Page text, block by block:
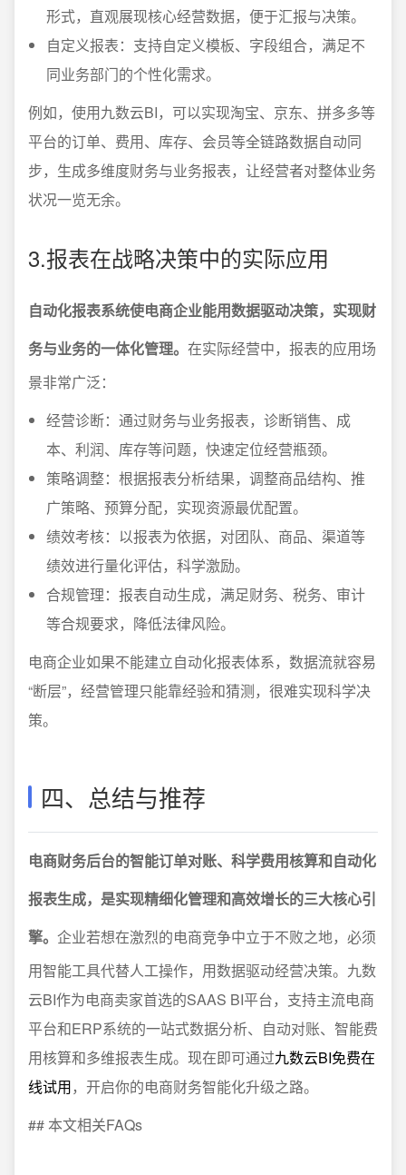
形式，直观展现核心经营数据，便于汇报与决策。
自定义报表：支持自定义模板、字段组合，满足不
同业务部门的个性化需求。
例如，使用九数云BI，可以实现淘宝、京东、拼多多等
平台的订单、费用、库存、会员等全链路数据自动同
步，生成多维度财务与业务报表，让经营者对整体业务
状况一览无余。
3.报表在战略决策中的实际应用
自动化报表系统使电商企业能用数据驱动决策，实现财
务与业务的一体化管理。 在实际经营中，报表的应用场
景非常广泛：
经营诊断：通过财务与业务报表，诊断销售、成
本、利润、库存等问题，快速定位经营瓶颈。
策略调整：根据报表分析结果，调整商品结构、推
广策略、预算分配，实现资源最优配置。
绩效考核：以报表为依据，对团队、商品、渠道等
绩效进行量化评估，科学激励。
合规管理：报表自动生成，满足财务、税务、审计
等合规要求，降低法律风险。
电商企业如果不能建立自动化报表体系，数据流就容易
“断层”，经营管理只能靠经验和猜测，很难实现科学决
策。
四、总结与推荐
电商财务后台的智能订单对账、科学费用核算和自动化
报表生成，是实现精细化管理和高效增长的三大核心引
擎。 企业若想在激烈的电商竞争中立于不败之地，必须
用智能工具代替人工操作，用数据驱动经营决策。九数
云BI作为电商卖家首选的SAAS BI平台，支持主流电商
平台和ERP系统的一站式数据分析、自动对账、智能费
用核算和多维报表生成。现在即可通过九数云BI免费在
线试用，开启你的电商财务智能化升级之路。
## 本文相关FAQs